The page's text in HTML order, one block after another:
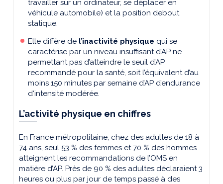
travailler sur un ordinateur, se déplacer en
véhicule automobile) et la position debout
statique.
Elle diffère de l’inactivité physique qui se
caractérise par un niveau insuffisant d’AP ne
permettant pas d’atteindre le seuil d’AP
recommandé pour la santé, soit l’équivalent d’au
moins 150 minutes par semaine d’AP d’endurance
d‘intensité modérée.
L’activité physique en chiffres
En France métropolitaine, chez des adultes de 18 à
74 ans, seul 53 % des femmes et 70 % des hommes
atteignent les recommandations de l’OMS en
matière d’AP. Près de 90 % des adultes déclaraient 3
heures ou plus par jour de temps passé à des